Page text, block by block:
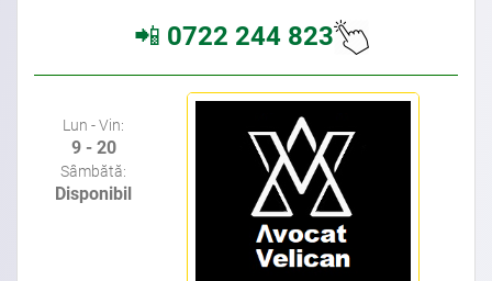
📲 0722 244 823
Lun - Vin:
9 - 20
Sâmbătă:
Disponibil